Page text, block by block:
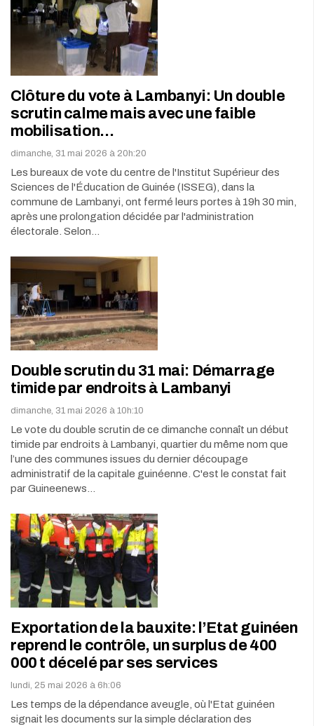
Clôture du vote à Lambanyi: Un double
scrutin calme mais avec une faible
mobilisation…
dimanche, 31 mai 2026 à 20h:20
Les bureaux de vote du centre de l'Institut Supérieur des
Sciences de l'Éducation de Guinée (ISSEG), dans la
commune de Lambanyi, ont fermé leurs portes à 19h 30 min,
après une prolongation décidée par l'administration
électorale. Selon…
Double scrutin du 31 mai: Démarrage
timide par endroits à Lambanyi
dimanche, 31 mai 2026 à 10h:10
Le vote du double scrutin de ce dimanche connaît un début
timide par endroits à Lambanyi, quartier du même nom que
l’une des communes issues du dernier découpage
administratif de la capitale guinéenne. C'est le constat fait
par Guineenews…
Exportation de la bauxite: l’Etat guinéen
reprend le contrôle, un surplus de 400
000 t décelé par ses services
lundi, 25 mai 2026 à 6h:06
Les temps de la dépendance aveugle, où l'Etat guinéen
signait les documents sur la simple déclaration des